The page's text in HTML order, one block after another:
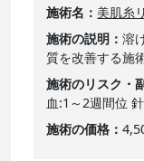
施術名
美肌糸
施術の説明
溶
質を改善する施
施術のリスク・
血:1～2週間位
施術の価格